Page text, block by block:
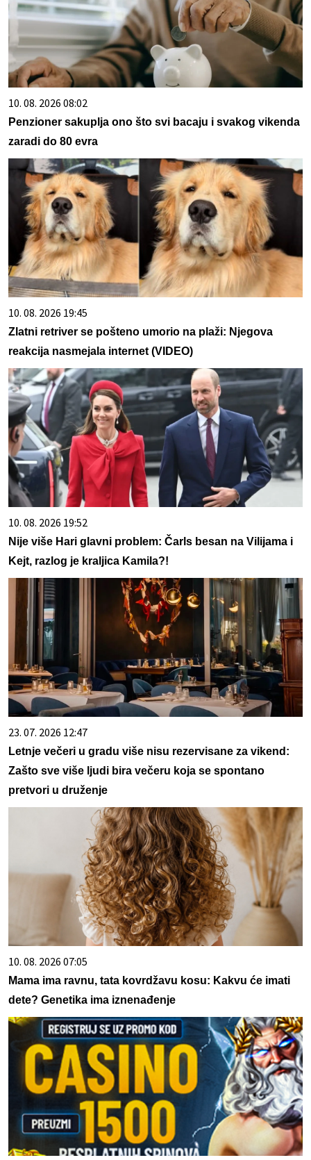
10. 08. 2026 08:02
Penzioner sakuplja ono što svi bacaju i svakog vikenda
zaradi do 80 evra
10. 08. 2026 19:45
Zlatni retriver se pošteno umorio na plaži: Njegova
reakcija nasmejala internet (VIDEO)
10. 08. 2026 19:52
Nije više Hari glavni problem: Čarls besan na Vilijama i
Kejt, razlog je kraljica Kamila?!
23. 07. 2026 12:47
Letnje večeri u gradu više nisu rezervisane za vikend:
Zašto sve više ljudi bira večeru koja se spontano
pretvori u druženje
10. 08. 2026 07:05
Mama ima ravnu, tata kovrdžavu kosu: Kakvu će imati
dete? Genetika ima iznenađenje